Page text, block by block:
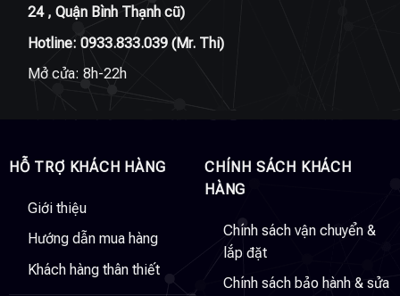
24 , Quận Bình Thạnh cũ)
Hotline: 0933.833.039(Mr. Thi)
Mở cửa: 8h-22h
HỖ TRỢ KHÁCH HÀNG
Giới thiệu
Hướng dẫn mua hàng
Khách hàng thân thiết
CHÍNH SÁCH KHÁCH
HÀNG
Chính sách vận chuyển &
lắp đặt
Chính sách bảo hành & sửa